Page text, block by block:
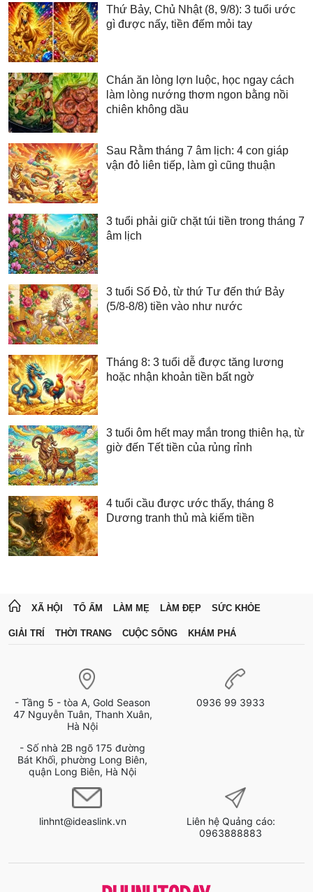
Thứ Bảy, Chủ Nhật (8, 9/8): 3 tuổi ước
gì được nấy, tiền đếm mỏi tay
Chán ăn lòng lợn luộc, học ngay cách
làm lòng nướng thơm ngon bằng nồi
chiên không dầu
Sau Rằm tháng 7 âm lịch: 4 con giáp
vận đỏ liên tiếp, làm gì cũng thuận
3 tuổi phải giữ chặt túi tiền trong tháng 7
âm lịch
3 tuổi Số Đỏ, từ thứ Tư đến thứ Bảy
(5/8-8/8) tiền vào như nước
Tháng 8: 3 tuổi dễ được tăng lương
hoặc nhận khoản tiền bất ngờ
3 tuổi ôm hết may mắn trong thiên hạ, từ
giờ đến Tết tiền của rủng rỉnh
4 tuổi cầu được ước thấy, tháng 8
Dương tranh thủ mà kiếm tiền
XÃ HỘI TỔ ẤM LÀM MẸ LÀM ĐẸP SỨC KHỎE
GIẢI TRÍ THỜI TRANG CUỘC SỐNG KHÁM PHÁ
- Tầng 5 - tòa A, Gold Season
47 Nguyễn Tuân, Thanh Xuân,
Hà Nội
- Số nhà 2B ngõ 175 đường
Bát Khối, phường Long Biên,
quận Long Biên, Hà Nội
0936 99 3933
linhnt@ideaslink.vn
Liên hệ Quảng cáo:
0963888883